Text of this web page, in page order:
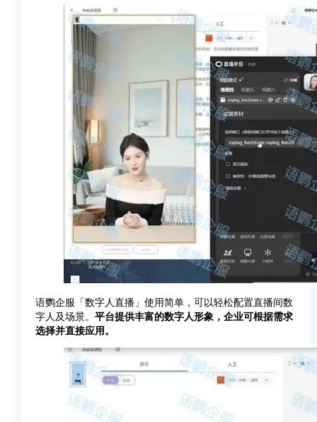
语鹦企服「数字人直播」使用简单，可以轻松配置直播间数
字人及场景。 平台提供丰富的数字人形象，企业可根据需求
选择并直接应用。